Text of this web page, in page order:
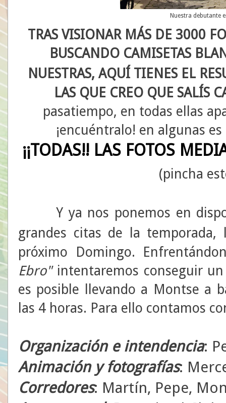
Nuestra debutante
TRAS VISIONAR MÁS DE 3000
BUSCANDO CAMISETAS
NUESTRAS, AQUÍ TIENES EL
LAS QUE CREO QUE SALÍS
pasatiempo, en todas ellas
¡encuéntralo! en algunas
¡¡TODAS!! LAS FOTOS
(pincha
Y ya nos ponemos en
grandes citas de la
próximo Domingo.
Ebro" intentaremos conseguir
es posible llevando a Montse a
las 4 horas. Para ello contamos
Organización e intendencia:
Animación y fotografías:
Corredores: Martín, Pepe,